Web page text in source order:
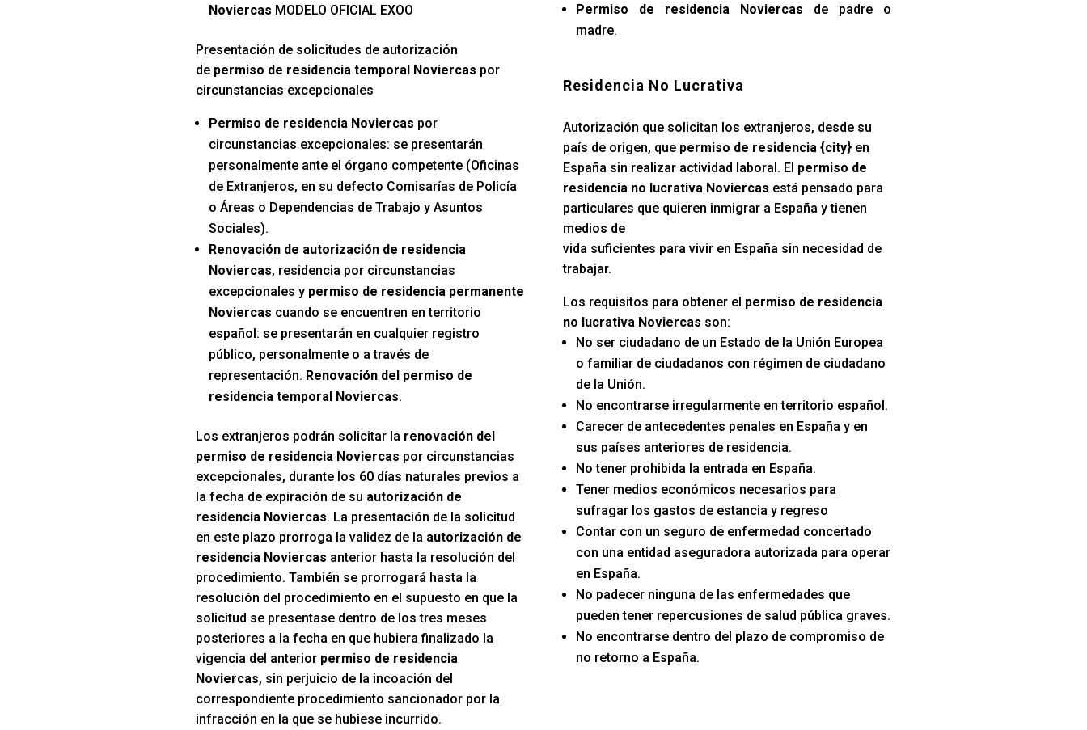
Noviercas MODELO OFICIAL EXOO
Presentación de solicitudes de autorización
depermiso de residencia temporal Noviercas por
circunstancias excepcionales
Permiso de residencia Noviercas por
circunstancias excepcionales: se presentarán
personalmente ante el órgano competente (Oficinas
de Extranjeros, en su defecto Comisarías de Policía
o Áreas o Dependencias de Trabajo y Asuntos
Sociales).
Renovación de autorización de residencia
Noviercas, residencia por circunstancias
excepcionales y permiso de residencia permanente
Noviercas cuando se encuentren en territorio
español: se presentarán en cualquier registro
público, personalmente o a través de
representación. Renovación del permiso de
residencia temporal Noviercas.
Los extranjeros podrán solicitar la renovación del
permiso de residencia Noviercas por circunstancias
excepcionales, durante los 60 días naturales previos a
la fecha de expiración de su autorización de
residencia Noviercas. La presentación de la solicitud
en este plazo prorroga la validez de la autorización de
residencia Noviercas anterior hasta la resolución del
procedimiento. También se prorrogará hasta la
resolución del procedimiento en el supuesto en que la
solicitud se presentase dentro de los tres meses
posteriores a la fecha en que hubiera finalizado la
vigencia del anterior permiso de residencia
Noviercas, sin perjuicio de la incoación del
correspondiente procedimiento sancionador por la
infracción en la que se hubiese incurrido.
Permiso de residencia Noviercas de padre o
madre.
Residencia No Lucrativa
Autorización que solicitan los extranjeros, desde su
país de origen, que permiso de residencia {city} en
España sin realizar actividad laboral. El permiso de
residencia no lucrativa Noviercas está pensado para
particulares que quieren inmigrar a España y tienen
medios de
vida suficientes para vivir en España sin necesidad de
trabajar.
Los requisitos para obtener el permiso de residencia
no lucrativa Noviercas son:
No ser ciudadano de un Estado de la Unión Europea
o familiar de ciudadanos con régimen de ciudadano
de la Unión.
No encontrarse irregularmente en territorio español.
Carecer de antecedentes penales en España y en
sus países anteriores de residencia.
No tener prohibida la entrada en España.
Tener medios económicos necesarios para
sufragar los gastos de estancia y regreso
Contar con un seguro de enfermedad concertado
con una entidad aseguradora autorizada para operar
en España.
No padecer ninguna de las enfermedades que
pueden tener repercusiones de salud pública graves.
No encontrarse dentro del plazo de compromiso de
no retorno a España.